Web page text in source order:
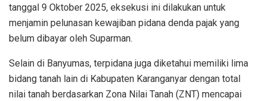
tanggal 9 Oktober 2025, eksekusi ini dilakukan untuk
menjamin pelunasan kewajiban pidana denda pajak yang
belum dibayar oleh Suparman.
Selain di Banyumas, terpidana juga diketahui memiliki lima
bidang tanah lain di Kabupaten Karanganyar dengan total
nilai tanah berdasarkan Zona Nilai Tanah (ZNT) mencapai